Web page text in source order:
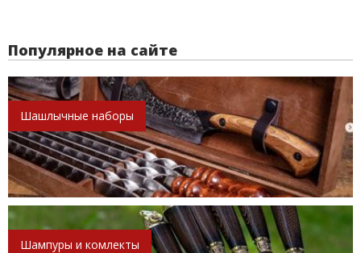
Популярное на сайте
Шашлычные наборы
Шампуры и комлекты